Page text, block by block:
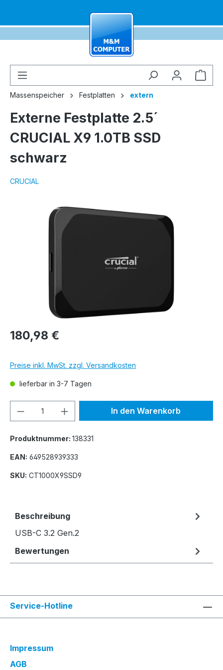
Massenspeicher Festplatten extern
Externe Festplatte 2.5´
CRUCIAL X9 1.0TB SSD
schwarz
CRUCIAL
Bildergalerie überspringen
180,98 €
Preise inkl. MwSt. zzgl. Versandkosten
lieferbar in 3-7 Tagen
Produkt Anzahl: Gib denIn den Warenkorb
Produktnummer: 138331
EAN: 649528939333
SKU: CT1000X9SSD9
Beschreibung
USB-C 3.2 Gen.2
Bewertungen
Service-Hotline
Impressum
AGB